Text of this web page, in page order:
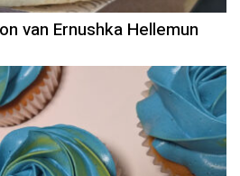
van Ernushka Hellemun